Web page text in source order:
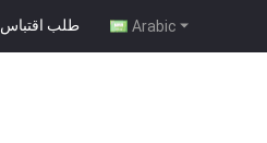
Arabic طلب اقتباس